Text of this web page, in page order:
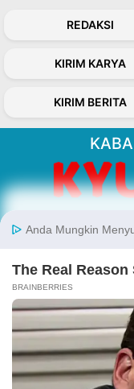
REDAKSI
KIRIM KARYA
KIRIM BERITA
About